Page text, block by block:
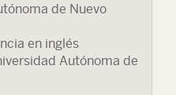
de Nuevo
en inglés
Autónoma de